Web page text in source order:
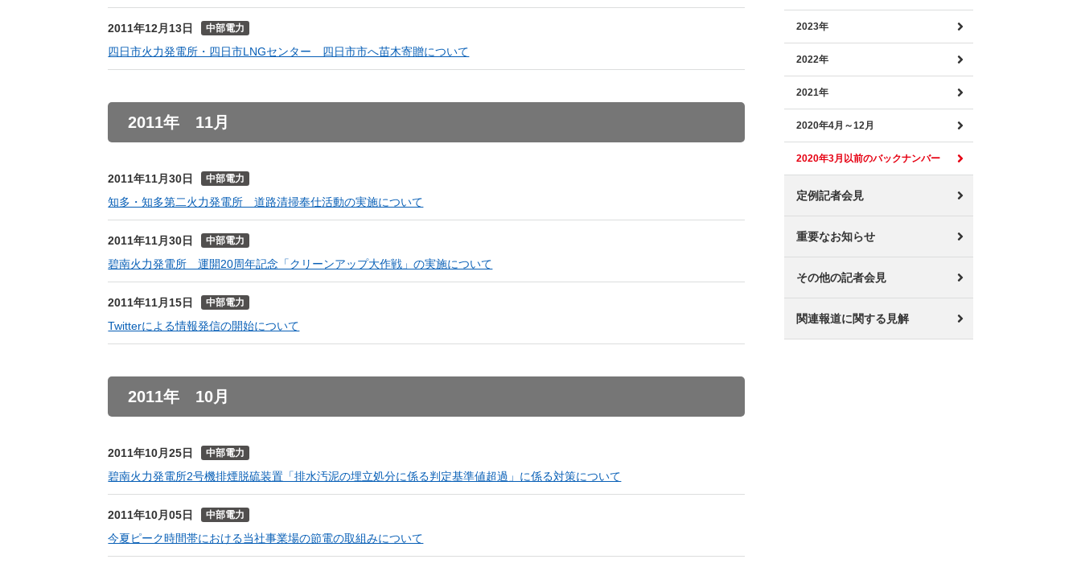
2011年12月13日 中部電力
四日市火力発電所・四日市LNGセンター 四日市市へ苗木寄贈について
2011年 11月
2011年11月30日 中部電力
知多・知多第二火力発電所 道路清掃奉仕活動の実施について
2011年11月30日 中部電力
碧南火力発電所 運開20周年記念「クリーンアップ大作戦」の実施について
2011年11月15日 中部電力
Twitterによる情報発信の開始について
2011年 10月
2011年10月25日 中部電力
碧南火力発電所2号機排煙脱硫装置「排水汚泥の埋立処分に係る判定基準値超過」に係る対策について
2011年10月05日 中部電力
今夏ピーク時間帯における当社事業場の節電の取組みについて
2023年
2022年
2021年
2020年4月～12月
2020年3月以前のバックナンバー
定例記者会見
重要なお知らせ
その他の記者会見
関連報道に関する見解